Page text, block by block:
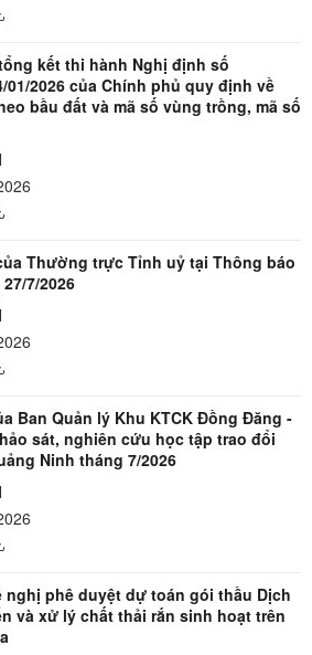
kết thi hành Nghị định số
01/2026 của Chính phủ quy định về
bầu đất và mã số vùng trồng, mã số
Thường trực Tỉnh uỷ tại Thông báo
7/2026
Ban Quản lý Khu KTCK Đồng Đăng -
sát, nghiên cứu học tập trao đổi
Ninh tháng 7/2026
nghị phê duyệt dự toán gói thầu Dịch
và xử lý chất thải rắn sinh hoạt trên